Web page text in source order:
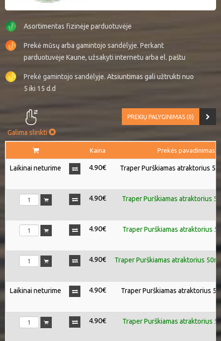
Asortimentas fizinėje parduotuvėje
Prekė mūsų arba gamintojo sandėlyje. Perkant
parduotuvėje Kaune, užsakyti internetu arba el. paštu
Prekė gamintojo sandėlyje. Atsiuntimas gali užtrukti nuo
5 iki 15 d.d
PREKIŲ PALYGINIMAS (0)
Galima slinkti
Kaina Prekės pavadinimas
Laikinai neturime 4.90€ Traper Purškiamas atraktorius
4.90€ Traper Purškiamas atraktorius
4.90€ Traper Purškiamas atraktorius
4.90€ Traper Purškiamas atraktorius
Laikinai neturime 4.90€ Traper Purškiamas atraktorius
4.90€ Traper Purškiamas atraktorius